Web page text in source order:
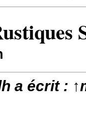
a écrit : ↑